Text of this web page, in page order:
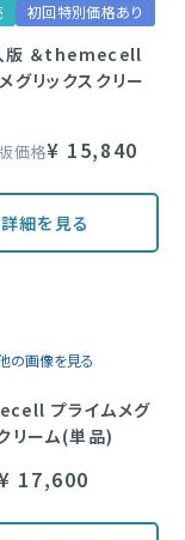
初回特別価格あり
版 ＆themecell
グリックスクリー
価格¥ 15,840
詳細を見る
の画像を見る
プライムメグ
リーム(単品)
17,600